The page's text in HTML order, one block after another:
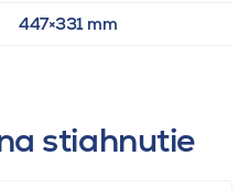
447×331 mm
stiahnutie